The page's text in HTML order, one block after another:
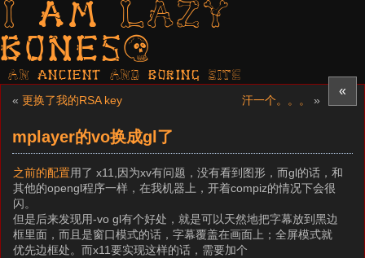
I am LAZY
bones?
AN ancient AND boring SITE
«
« 更换了我的RSA key 汗一个。。。 »
mplayer的vo换成gl了
之前的配置用了 x11,因为xv有问题，没有看到图形，而gl的话，和
其他的opengl程序一样，在我机器上，开着compiz的情况下会很
闪。
但是后来发现用-vo gl有个好处，就是可以天然地把字幕放到黑边
框里面，而且是窗口模式的话，字幕覆盖在画面上；全屏模式就
优先边框处。而x11要实现这样的话，需要加个